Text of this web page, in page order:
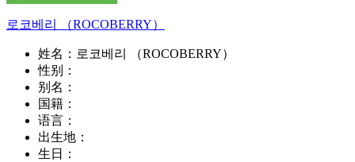
로코베리 （ROCOBERRY）
姓名： 로코베리 （ROCOBERRY）
性别：
别名：
国籍：
语言：
出生地：
生日：